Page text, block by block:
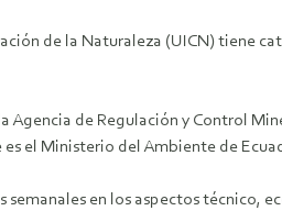
de la Naturaleza (UICN) tiene
Agencia de Regulación y Control
el Ministerio del Ambiente de
semanales en los aspectos técnico,